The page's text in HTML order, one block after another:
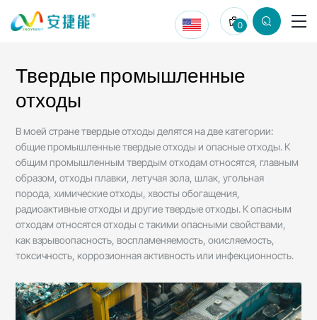
Твердые
промышленные
0
Твердые промышленные
отходы
В моей стране твердые отходы делятся на две категории:
общие промышленные твердые отходы и опасные отходы. К
общим промышленным твердым отходам относятся, главным
образом, отходы плавки, летучая зола, шлак, угольная
порода, химические отходы, хвосты обогащения,
радиоактивные отходы и другие твердые отходы. К опасным
отходам относятся отходы с такими опасными свойствами,
как взрывоопасность, воспламеняемость, окисляемость,
токсичность, коррозионная активность или инфекционность.